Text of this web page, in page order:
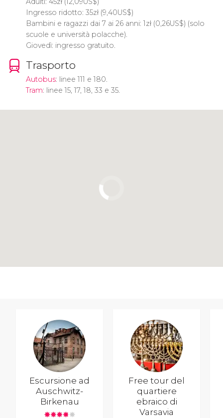
Ingresso ridotto: 35zł(9,40US$)
Bambini e ragazzi dai 7 ai 26 anni: 1zł(0,26US$) (solo
scuole e università polacche).
Giovedì: ingresso gratuito.
Trasporto
Autobus: linee 111 e 180.
Tram: linee 15, 17, 18, 33 e 35.
Escursione ad
Auschwitz-
Birkenau
Free tour del
quartiere
ebraico di
Varsavia